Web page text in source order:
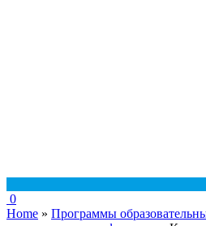
0
Home » Программы